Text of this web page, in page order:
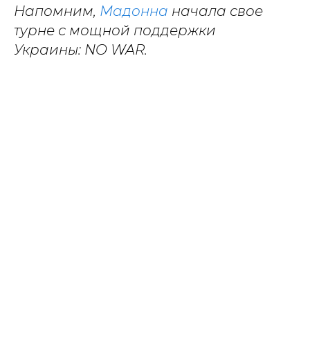
Напомним, Мадонна начала свое
турне с мощной поддержки
Украины: NO WAR.